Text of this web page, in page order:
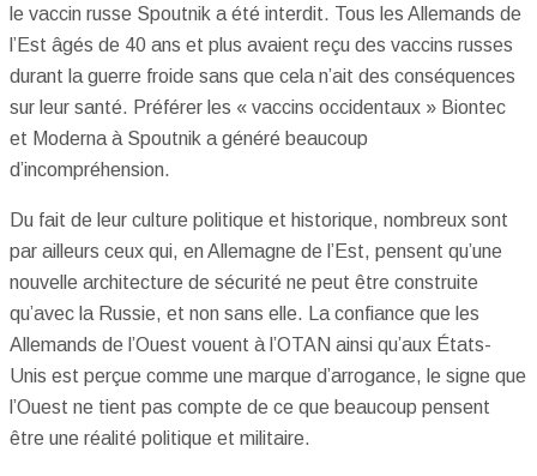
le vaccin russe Spoutnik a été interdit. Tous les Allemands de
l’Est âgés de 40 ans et plus avaient reçu des vaccins russes
durant la guerre froide sans que cela n’ait des conséquences
sur leur santé. Préférer les « vaccins occidentaux » Biontec
et Moderna à Spoutnik a généré beaucoup
d’incompréhension.
Du fait de leur culture politique et historique, nombreux sont
par ailleurs ceux qui, en Allemagne de l’Est, pensent qu’une
nouvelle architecture de sécurité ne peut être construite
qu’avec la Russie, et non sans elle. La confiance que les
Allemands de l’Ouest vouent à l’OTAN ainsi qu’aux États-
Unis est perçue comme une marque d’arrogance, le signe que
l’Ouest ne tient pas compte de ce que beaucoup pensent
être une réalité politique et militaire.